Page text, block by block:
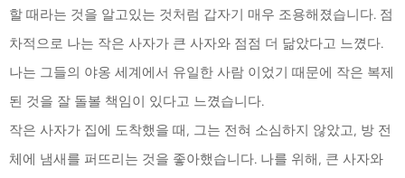
할 때라는 것을 알고있는 것처럼 갑자기 매우 조용해졌습니다. 점
차적으로 나는 작은 사자가 큰 사자와 점점 더 닮았다고 느꼈다.
나는 그들의 야옹 세계에서 유일한 사람 이었기 때문에 작은 복제
된 것을 잘 돌볼 책임이 있다고 느꼈습니다.
작은 사자가 집에 도착했을 때, 그는 전혀 소심하지 않았고, 방 전
체에 냄새를 퍼뜨리는 것을 좋아했습니다. 나를 위해, 큰 사자와